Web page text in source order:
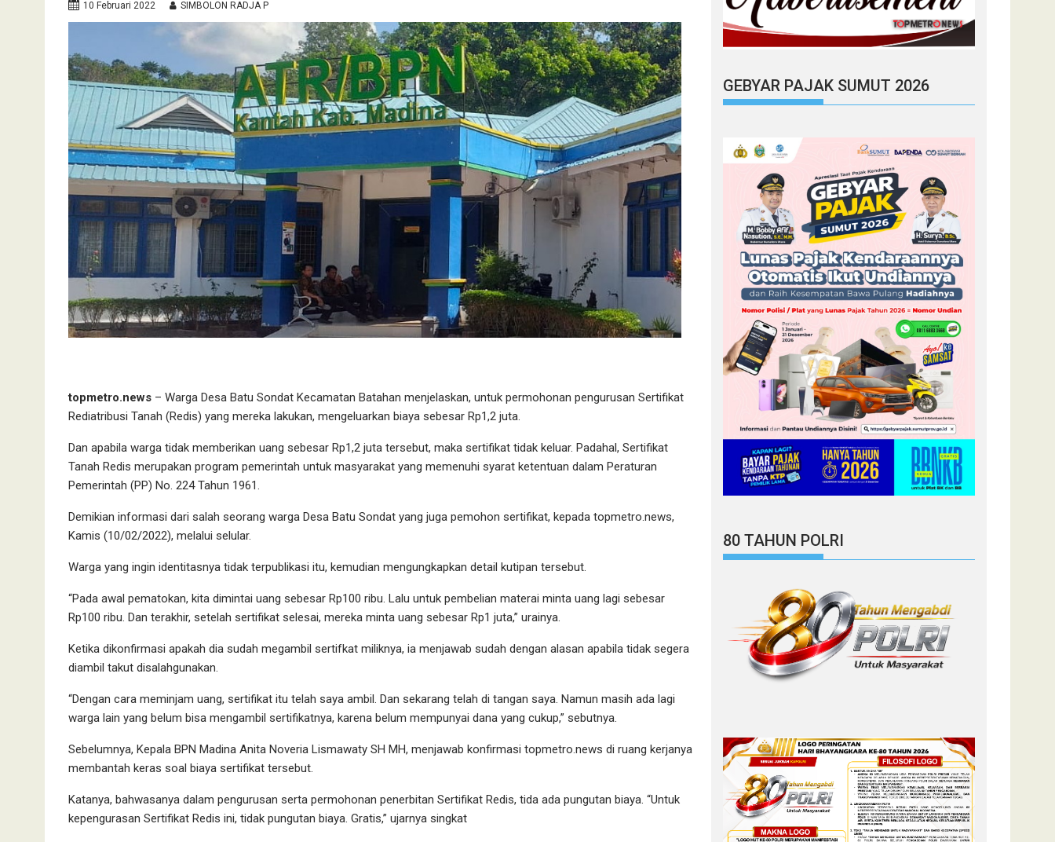
10 Februari 2022 SIMBOLON RADJA P
topmetro.news – Warga Desa Batu Sondat Kecamatan Batahan menjelaskan, untuk permohonan pengurusan Sertifikat
Rediatribusi Tanah (Redis) yang mereka lakukan, mengeluarkan biaya sebesar Rp1,2 juta.
Dan apabila warga tidak memberikan uang sebesar Rp1,2 juta tersebut, maka sertifikat tidak keluar. Padahal, Sertifikat
Tanah Redis merupakan program pemerintah untuk masyarakat yang memenuhi syarat ketentuan dalam Peraturan
Pemerintah (PP) No. 224 Tahun 1961.
Demikian informasi dari salah seorang warga Desa Batu Sondat yang juga pemohon sertifikat, kepada topmetro.news,
Kamis (10/02/2022), melalui selular.
Warga yang ingin identitasnya tidak terpublikasi itu, kemudian mengungkapkan detail kutipan tersebut.
“Pada awal pematokan, kita dimintai uang sebesar Rp100 ribu. Lalu untuk pembelian materai minta uang lagi sebesar
Rp100 ribu. Dan terakhir, setelah sertifikat selesai, mereka minta uang sebesar Rp1 juta,” urainya.
Ketika dikonfirmasi apakah dia sudah megambil sertifkat miliknya, ia menjawab sudah dengan alasan apabila tidak segera
diambil takut disalahgunakan.
“Dengan cara meminjam uang, sertifikat itu telah saya ambil. Dan sekarang telah di tangan saya. Namun masih ada lagi
warga lain yang belum bisa mengambil sertifikatnya, karena belum mempunyai dana yang cukup,” sebutnya.
Sebelumnya, Kepala BPN Madina Anita Noveria Lismawaty SH MH, menjawab konfirmasi topmetro.news di ruang kerjanya
membantah keras soal biaya sertifikat tersebut.
Katanya, bahwasanya dalam pengurusan serta permohonan penerbitan Sertifikat Redis, tida ada pungutan biaya. “Untuk
kepengurasan Sertifikat Redis ini, tidak pungutan biaya. Gratis,” ujarnya singkat
GEBYAR PAJAK SUMUT 2026
80 TAHUN POLRI